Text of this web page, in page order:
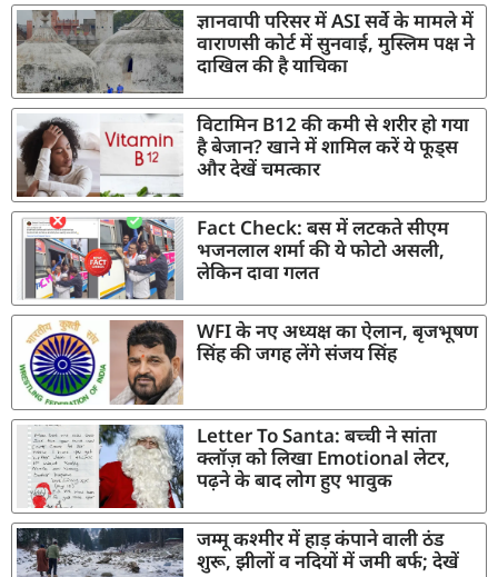
ज्ञानवापी परिसर में ASI सर्वे के मामले में
वाराणसी कोर्ट में सुनवाई, मुस्लिम पक्ष ने
दाखिल की है याचिका
विटामिन B12 की कमी से शरीर हो गया
है बेजान? खाने में शामिल करें ये फूड्स
और देखें चमत्कार
Fact Check: बस में लटकते सीएम
भजनलाल शर्मा की ये फोटो असली,
लेकिन दावा गलत
WFI के नए अध्यक्ष का ऐलान, बृजभूषण
सिंह की जगह लेंगे संजय सिंह
Letter To Santa: बच्ची ने सांता
क्लॉज़ को लिखा Emotional लेटर,
पढ़ने के बाद लोग हुए भावुक
जम्मू कश्मीर में हाड़ कंपाने वाली ठंड
शुरू, झीलों व नदियों में जमी बर्फ; देखें